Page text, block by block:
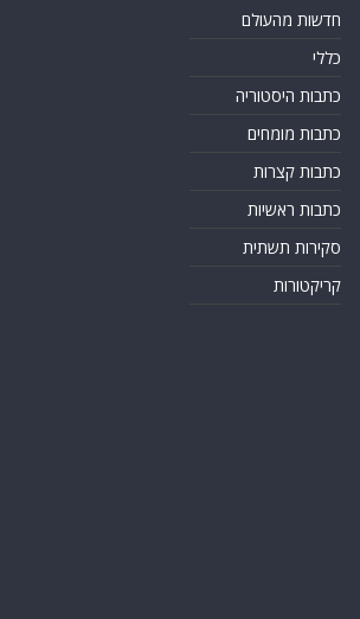
חדשות מהעולם
כללי
כתבות היסטוריה
כתבות מומחים
כתבות קצרות
כתבות ראשיות
סקירות תשתית
קריקטורות